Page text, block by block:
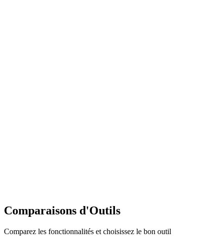
Comparaisons d'Outils
Comparez les fonctionnalités et choisissez le bon outil